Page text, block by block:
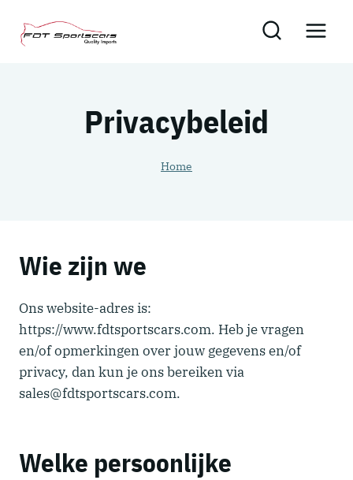
Privacybeleid
Home
Wie zijn we
Ons website-adres is:
https://www.fdtsportscars.com. Heb je vragen
en/of opmerkingen over jouw gegevens en/of
privacy, dan kun je ons bereiken via
sales@fdtsportscars.com.
Welke persoonlijke